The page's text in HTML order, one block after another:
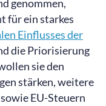
genommen,
für ein starkes
Einflusses der
die Priorisierung
sie den
stärken, weitere
EU-Steuern